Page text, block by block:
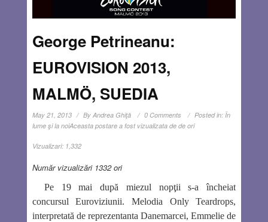
George Petrineanu:
EUROVISION 2013,
MALMÖ, SUEDIA
May 21, 2013 By Andrea Ghiţă 0 Comments Posted in: În
lume şi la noiAceasta postare a fost vizualizata de de ori
Vizualizari: 1,332
Număr vizualizări 1332 ori
Pe 19 mai după miezul nopţii s-a încheiat
concursul Euroviziunii. Melodia Only Teardrops,
interpretată de reprezentanta Danemarcei, Emmelie de